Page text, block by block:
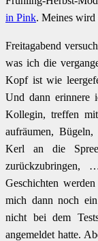
in Pink. Meines wird
Freitagabend
was ich die
Kopf ist wie
Und dann erinnere
Kollegin, treffen
aufräumen,
Kerl an die
zurückzubringen,
Geschichten
mich dann noch
nicht bei dem
angemeldet hatte.